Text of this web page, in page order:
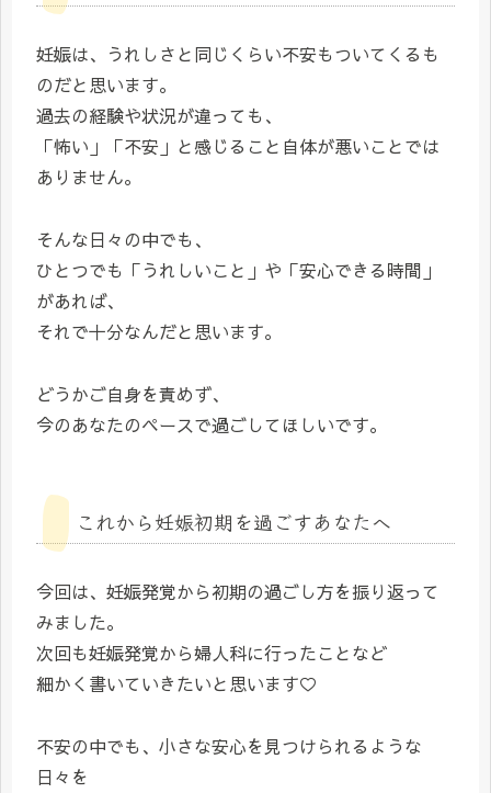
妊娠は、うれしさと同じくらい不安もついてくるも
のだと思います。
過去の経験や状況が違っても、
「怖い」「不安」と感じること自体が悪いことでは
ありません。
そんな日々の中でも、
ひとつでも「うれしいこと」や「安心できる時間」
があれば、
それで十分なんだと思います。
どうかご自身を責めず、
今のあなたのペースで過ごしてほしいです。
これから妊娠初期を過ごすあなたへ
今回は、妊娠発覚から初期の過ごし方を振り返って
みました。
次回も妊娠発覚から婦人科に行ったことなど
細かく書いていきたいと思います♡
不安の中でも、小さな安心を見つけられるような
日々を